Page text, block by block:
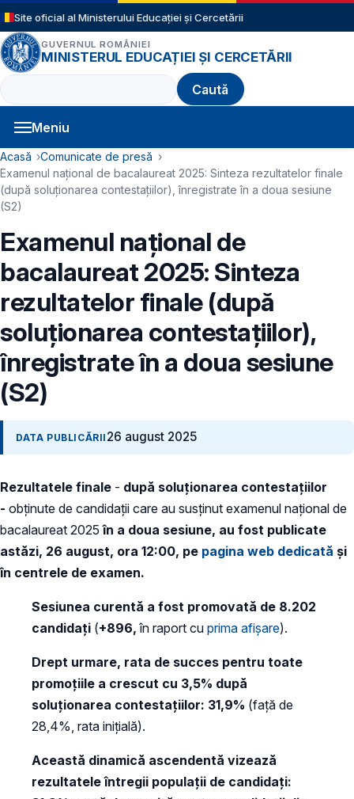
Sari la conținutul principal
Site oficial al Ministerului Educației și Cercetării
GUVERNUL ROMÂNIEI
MINISTERUL EDUCAȚIEI ȘI CERCETĂRII
Caută
Meniu
Navigație principală
Cale de navigare
Acasă
Comunicate de presă
Examenul național de bacalaureat 2025: Sinteza rezultatelor finale
(după soluționarea contestațiilor), înregistrate în a doua sesiune
(S2)
Examenul național de
bacalaureat 2025: Sinteza
rezultatelor finale (după
soluționarea contestațiilor),
înregistrate în a doua sesiune
(S2)
DATA PUBLICĂRII 26 august 2025
Rezultatele finale - după soluționarea contestațiilor
- obținute de candidații care au susținut examenul naţional de
bacalaureat 2025 în a doua sesiune, au fost publicate
astăzi, 26 august, ora 12:00, pe pagina web dedicată și
în centrele de examen.
Sesiunea curentă a fost promovată de 8.202
candidați (+896, în raport cu prima afișare).
Drept urmare, rata de succes pentru toate
promoțiile a crescut cu 3,5% după
soluționarea contestațiilor: 31,9% (față de
28,4%, rata inițială).
Această dinamică ascendentă vizează
rezultatele întregii populații de candidați: